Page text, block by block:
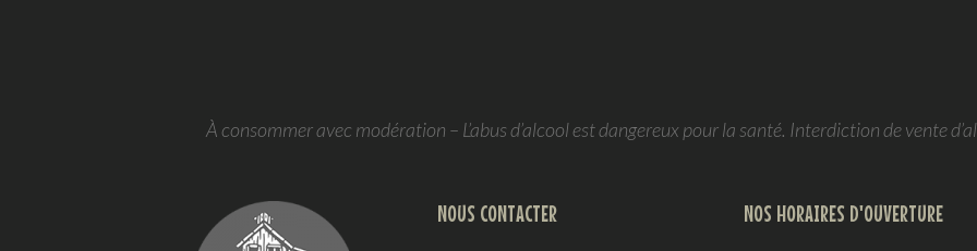
À consommer avec modération – L’abus d’alcool est dangereux pour la santé. Interdiction de vente
NOUS CONTACTER NOS HORAIRES D'OUVERTURE